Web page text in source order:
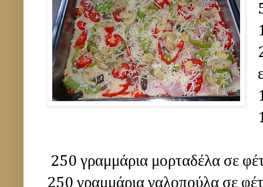
250 γραμμάρια μορταδέλα σε
250 γραμμάρια γαλοπούλα σε